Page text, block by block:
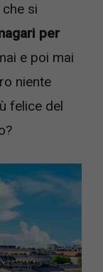
si
per
e poi mai
niente
felice del